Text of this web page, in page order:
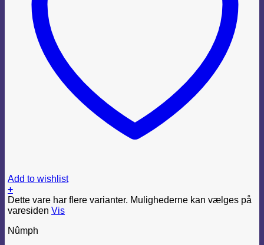
Add to wishlist
+
Dette vare har flere varianter. Mulighederne kan vælges på
varesiden Vis
Nûmph